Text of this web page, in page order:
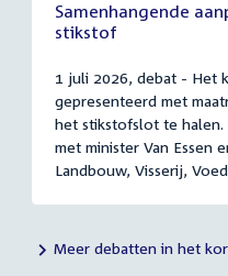
Samenhangende
stikstof
1 juli 2026, debat - Het
gepresenteerd met
het stikstofslot te
met minister Van Essen
Landbouw, Visserij,
Meer debatten in het